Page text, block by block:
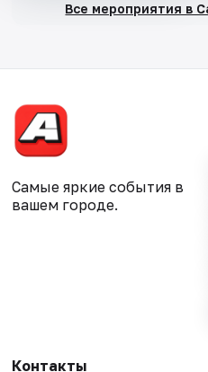
Все мероприятия в
Самые яркие события в
вашем городе.
Контакты